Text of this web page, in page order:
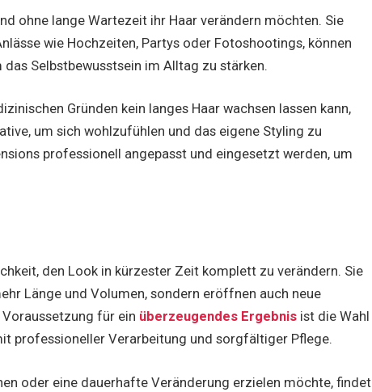
ohne lange Wartezeit ihr Haar verändern möchten. Sie
wie Hochzeiten, Partys oder Fotoshootings, können
Selbstbewusstsein im Alltag zu stärken.
Gründen kein langes Haar wachsen lassen kann,
um sich wohlzufühlen und das eigene Styling zu
professionell angepasst und eingesetzt werden, um
den Look in kürzester Zeit komplett zu verändern. Sie
Länge und Volumen, sondern eröffnen auch neue
für ein überzeugendes Ergebnis ist die Wahl
professioneller Verarbeitung und sorgfältiger Pflege.
oder eine dauerhafte Veränderung erzielen möchte, findet